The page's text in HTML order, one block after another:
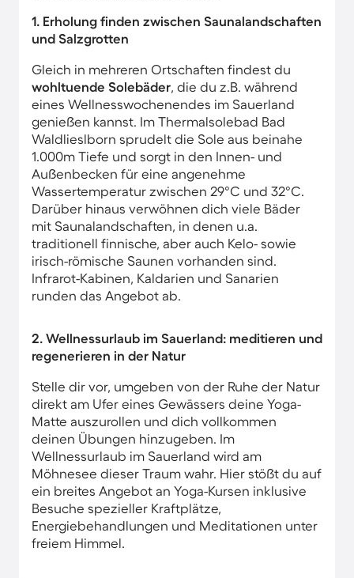
1. Erholung finden zwischen Saunalandschaften
und Salzgrotten
Gleich in mehreren Ortschaften findest du
wohltuende Solebäder, die du z.B. während
eines Wellnesswochenendes im Sauerland
genießen kannst. Im Thermalsolebad Bad
Waldlieslborn sprudelt die Sole aus beinahe
1.000m Tiefe und sorgt in den Innen- und
Außenbecken für eine angenehme
Wassertemperatur zwischen 29°C und 32°C.
Darüber hinaus verwöhnen dich viele Bäder
mit Saunalandschaften, in denen u.a.
traditionell finnische, aber auch Kelo- sowie
irisch-römische Saunen vorhanden sind.
Infrarot-Kabinen, Kaldarien und Sanarien
runden das Angebot ab.
2. Wellnessurlaub im Sauerland: meditieren und
regenerieren in der Natur
Stelle dir vor, umgeben von der Ruhe der Natur
direkt am Ufer eines Gewässers deine Yoga-
Matte auszurollen und dich vollkommen
deinen Übungen hinzugeben. Im
Wellnessurlaub im Sauerland wird am
Möhnesee dieser Traum wahr. Hier stößt du auf
ein breites Angebot an Yoga-Kursen inklusive
Besuche spezieller Kraftplätze,
Energiebehandlungen und Meditationen unter
freiem Himmel.